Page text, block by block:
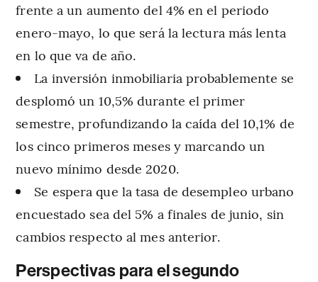
frente a un aumento del 4% en el periodo
enero-mayo, lo que será la lectura más lenta
en lo que va de año.
La inversión inmobiliaria probablemente se
desplomó un 10,5% durante el primer
semestre, profundizando la caída del 10,1% de
los cinco primeros meses y marcando un
nuevo mínimo desde 2020.
Se espera que la tasa de desempleo urbano
encuestado sea del 5% a finales de junio, sin
cambios respecto al mes anterior.
Perspectivas para el segundo